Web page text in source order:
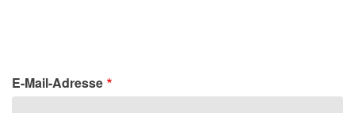
E-Mail-Adresse